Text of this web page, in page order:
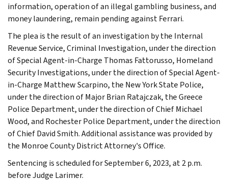
information, operation of an illegal gambling business, and
money laundering, remain pending against Ferrari.
The plea is the result of an investigation by the Internal
Revenue Service, Criminal Investigation, under the direction
of Special Agent-in-Charge Thomas Fattorusso, Homeland
Security Investigations, under the direction of Special Agent-
in-Charge Matthew Scarpino, the New York State Police,
under the direction of Major Brian Ratajczak, the Greece
Police Department, under the direction of Chief Michael
Wood, and Rochester Police Department, under the direction
of Chief David Smith. Additional assistance was provided by
the Monroe County District Attorney's Office.
Sentencing is scheduled for September 6, 2023, at 2 p.m.
before Judge Larimer.